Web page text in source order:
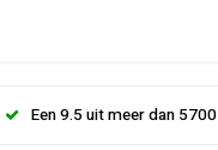
Een 9.5 uit meer dan